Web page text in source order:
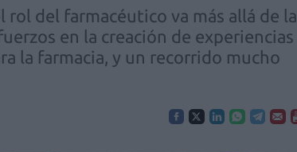
del farmacéutico va más allá de la
en la creación de experiencias
la farmacia, y un recorrido mucho